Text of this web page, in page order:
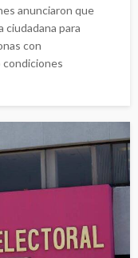
anunciaron que
ciudadana para
con